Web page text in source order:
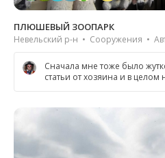
ПЛЮШЕВЫЙ ЗООПАРК
Невельский р-н • Сооружения •
Сначала мне тоже было
статьи от хозяина и в